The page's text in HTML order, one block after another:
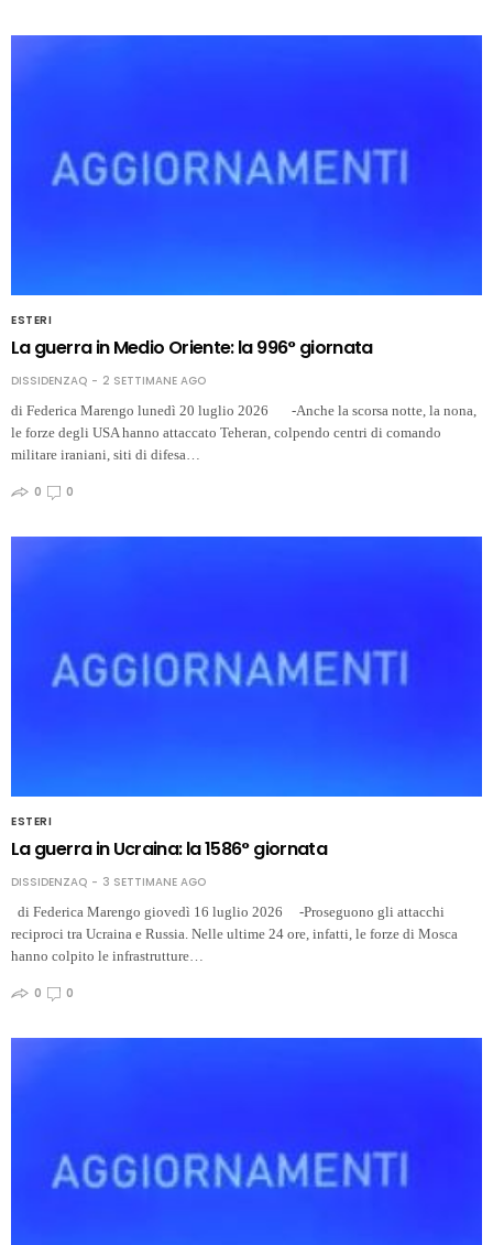
ESTERI
La guerra in Medio Oriente: la 996° giornata
DISSIDENZAQ
2 SETTIMANE AGO
di Federica Marengo lunedì 20 luglio 2026 -Anche la scorsa notte, la nona,
le forze degli USA hanno attaccato Teheran, colpendo centri di comando
militare iraniani, siti di difesa…
0 0
ESTERI
La guerra in Ucraina: la 1586° giornata
DISSIDENZAQ
3 SETTIMANE AGO
di Federica Marengo giovedì 16 luglio 2026 -Proseguono gli attacchi
reciproci tra Ucraina e Russia. Nelle ultime 24 ore, infatti, le forze di Mosca
hanno colpito le infrastrutture…
0 0